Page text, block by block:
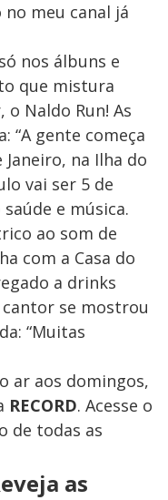
no meu canal já
nos álbuns e
que mistura
Naldo Run! As
“A gente começa
na Ilha do
vai ser 5 de
e música.
ao som de
com a Casa do
a drinks
se mostrou
“Muitas
ar aos domingos,
RECORD. Acesse o
de todas as
as